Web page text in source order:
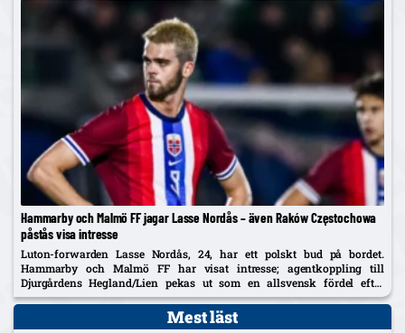
Hammarby och Malmö FF jagar Lasse Nordås – även Raków Częstochowa
påstås visa intresse
Luton-forwarden Lasse Nordås, 24, har ett polskt bud på bordet.
Hammarby och Malmö FF har visat intresse; agentkoppling till
Djurgårdens Hegland/Lien pekas ut som en allsvensk fördel efter
norrmannens succélån i Heerenveen.
Mest läst